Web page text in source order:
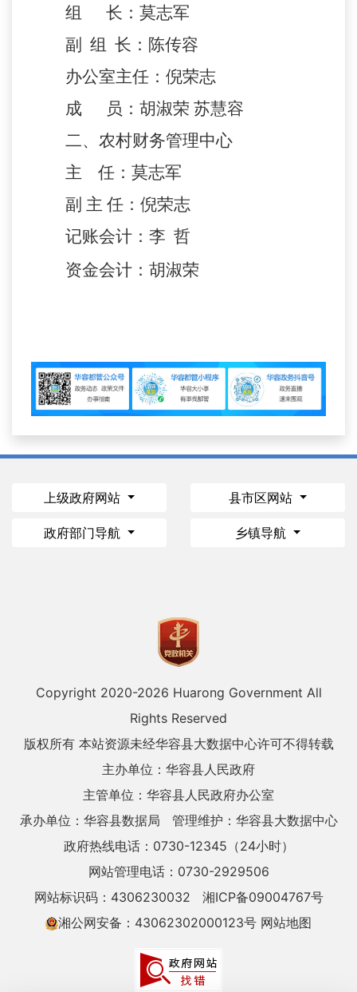
组
长：莫志军
副
组 长：陈传容
办公室主任：倪荣志
成
员：胡淑荣 苏慧容
二、农村财务管理中心
主
任：莫志军
副 主 任：倪荣志
记账会计：李 哲
资金会计：胡淑荣
上级政府网站 县市区网站
政府部门导航 乡镇导航
Copyright 2020-2026 Huarong Government All
Rights Reserved
版权所有 本站资源未经华容县大数据中心许可不得转载
主办单位：华容县人民政府
主管单位：华容县人民政府办公室
承办单位：华容县数据局
管理维护：华容县大数据中心
政府热线电话：0730-12345（24小时）
网站管理电话：0730-2929506
网站标识码：4306230032
湘ICP备09004767号
湘公网安备：43062302000123号 网站地图